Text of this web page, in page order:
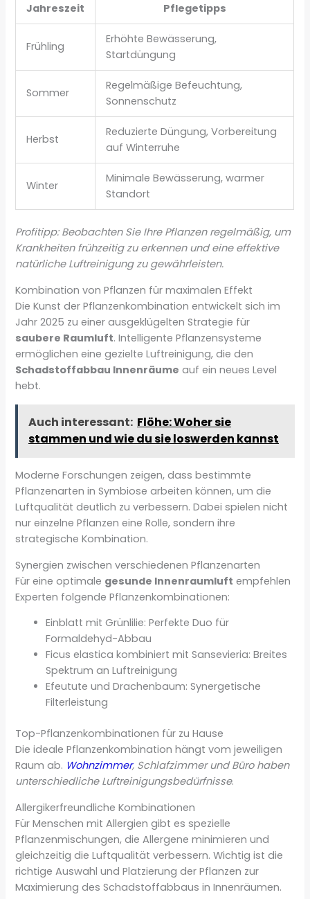
Jahreszeit Pflegetipps
Frühling
Erhöhte Bewässerung,
Startdüngung
Sommer
Regelmäßige Befeuchtung,
Sonnenschutz
Herbst
Reduzierte Düngung, Vorbereitung
auf Winterruhe
Winter
Minimale Bewässerung, warmer
Standort
Profitipp: Beobachten Sie Ihre Pflanzen regelmäßig, um
Krankheiten frühzeitig zu erkennen und eine effektive
natürliche Luftreinigung zu gewährleisten.
Kombination von Pflanzen für maximalen Effekt
Die Kunst der Pflanzenkombination entwickelt sich im
Jahr 2025 zu einer ausgeklügelten Strategie für
saubere Raumluft. Intelligente Pflanzensysteme
ermöglichen eine gezielte Luftreinigung, die den
Schadstoffabbau Innenräume auf ein neues Level
hebt.
Auch interessant: Flöhe: Woher sie
stammen und wie du sie loswerden kannst
Moderne Forschungen zeigen, dass bestimmte
Pflanzenarten in Symbiose arbeiten können, um die
Luftqualität deutlich zu verbessern. Dabei spielen nicht
nur einzelne Pflanzen eine Rolle, sondern ihre
strategische Kombination.
Synergien zwischen verschiedenen Pflanzenarten
Für eine optimale gesunde Innenraumluft empfehlen
Experten folgende Pflanzenkombinationen:
Einblatt mit Grünlilie: Perfekte Duo für
Formaldehyd-Abbau
Ficus elastica kombiniert mit Sansevieria: Breites
Spektrum an Luftreinigung
Efeutute und Drachenbaum: Synergetische
Filterleistung
Top-Pflanzenkombinationen für zu Hause
Die ideale Pflanzenkombination hängt vom jeweiligen
Raum ab. Wohnzimmer, Schlafzimmer und Büro haben
unterschiedliche Luftreinigungsbedürfnisse.
Allergikerfreundliche Kombinationen
Für Menschen mit Allergien gibt es spezielle
Pflanzenmischungen, die Allergene minimieren und
gleichzeitig die Luftqualität verbessern. Wichtig ist die
richtige Auswahl und Platzierung der Pflanzen zur
Maximierung des Schadstoffabbaus in Innenräumen.